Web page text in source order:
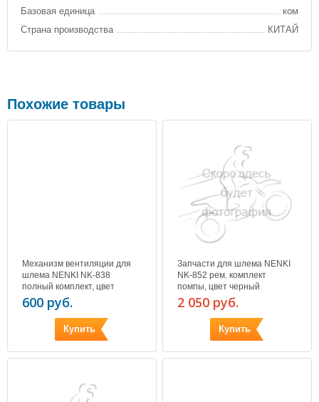
Базовая единица
ком
Страна производства
КИТАЙ
Похожие товары
Механизм вентиляции для
шлема NENKI NK-838
полный комплект, цвет
серебро
600 руб.
Купить
Запчасти для шлема NENKI
NK-852 рем. комплект
помпы, цвет черный
2 050 руб.
Купить